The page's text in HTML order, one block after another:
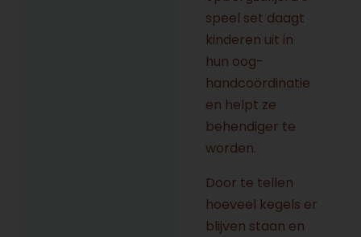
speel set daagt
kinderen uit in
hun oog-
handcoördinatie
en helpt ze
behendiger te
worden.
Door te tellen
hoeveel kegels er
blijven staan en